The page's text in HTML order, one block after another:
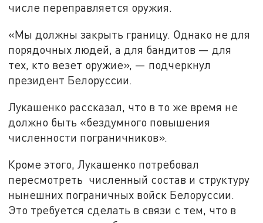
числе переправляется оружия.
«Мы должны закрыть границу. Однако не для
порядочных людей, а для бандитов — для
тех, кто везет оружие», — подчеркнул
президент Белоруссии.
Лукашенко рассказал, что в то же время не
должно быть «бездумного повышения
численности пограничников».
Кроме этого, Лукашенко потребовал
пересмотреть численный состав и структуру
нынешних пограничных войск Белоруссии.
Это требуется сделать в связи с тем, что в